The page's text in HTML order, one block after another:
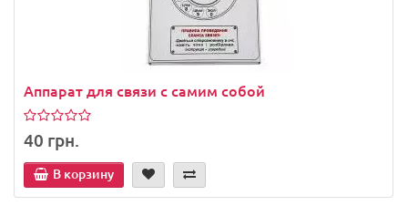
Аппарат для связи с самим собой
40 грн.
В корзину